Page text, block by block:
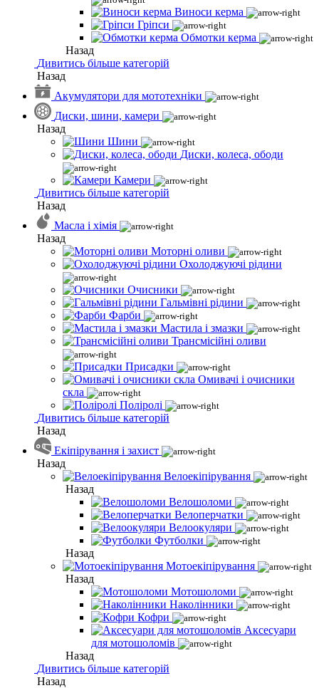
Виноси керма
Гріпси
Обмотки керма
Назад
Дивитись більше категорій
Назад
Акумулятори для мототехніки
Диски, шини, камери
Назад
Шини
Диски, колеса, ободи
Камери
Дивитись більше категорій
Назад
Масла і хімія
Назад
Моторні оливи
Охолоджуючі рідини
Очисники
Гальмівні рідини
Фарби
Мастила і змазки
Трансмісійні оливи
Присадки
Омивачі і очисники
скла
Поліролі
Дивитись більше категорій
Назад
Екіпірування і захист
Назад
Велоекіпірування
Назад
Велошоломи
Велоперчатки
Велоокуляри
Футболки
Назад
Мотоекіпірування
Назад
Мотошоломи
Наколінники
Кофри
Аксесуари
для мотошоломів
Назад
Дивитись більше категорій
Назад